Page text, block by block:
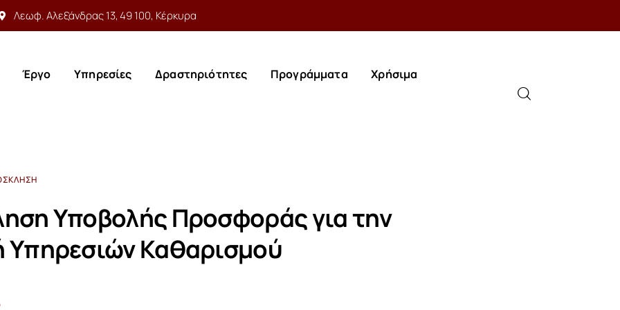
Λεωφ. Αλεξάνδρας 13, 49 100, Κέρκυρα
Έργο Υπηρεσίες Δραστηριότητες Προγράμματα Χρήσιμα
Υποβολής Προσφοράς για την
Υπηρεσιών Καθαρισμού